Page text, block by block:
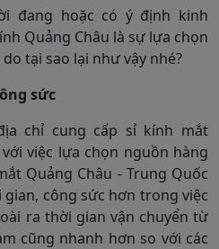
đang hoặc có ý định kinh
Quảng Châu là sự lựa chọn
tại sao lại như vậy nhé?
sức
chỉ cung cấp sỉ kính mắt
việc lựa chọn nguồn hàng
Quảng Châu - Trung Quốc
công sức hơn trong việc
ra thời gian vận chuyển từ
cũng nhanh hơn so với các